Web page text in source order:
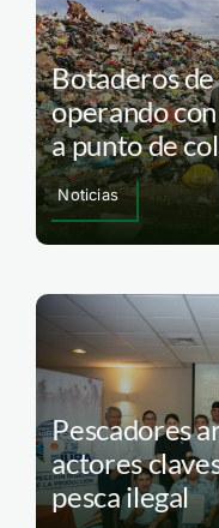
Botaderos
operando
a punto de
Noticias
Pescadores
actores
pesca ilegal